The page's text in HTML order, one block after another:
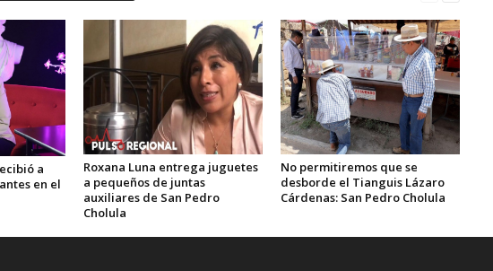
a
en el
Roxana Luna entrega juguetes
a pequeños de juntas
auxiliares de San Pedro
Cholula
No permitiremos que se
desborde el Tianguis Lázaro
Cárdenas: San Pedro Cholula